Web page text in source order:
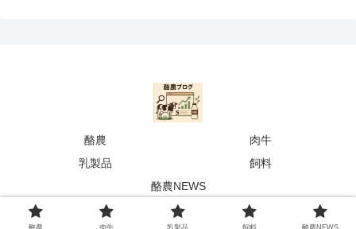
酪農
肉牛
乳製品
飼料
酪農NEWS
© 2025 らくする|酪農専門メディア.
酪農 肉牛 乳製品 飼料 酪農NEWS